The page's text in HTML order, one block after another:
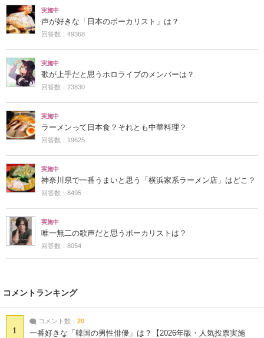
実施中
声が好きな「日本のボーカリスト」は？
回答数：49368
実施中
歌が上手だと思うホロライブのメンバーは？
回答数：23830
実施中
ラーメンって日本食？それとも中華料理？
回答数：19625
実施中
神奈川県で一番うまいと思う「横浜家系ラーメン店」はどこ？
回答数：8495
実施中
唯一無二の歌声だと思うボーカリストは？
回答数：8054
コメントランキング
1
コメント数： 20
一番好きな「韓国の男性俳優」は？【2026年版・人気投票実施